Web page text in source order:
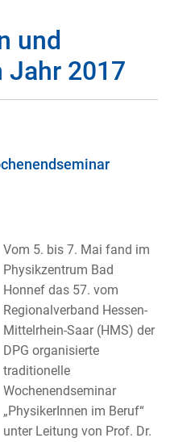
und
Jahr 2017
Vom 5. bis 7. Mai fand im
Physikzentrum Bad
Honnef das 57. vom
Regionalverband Hessen-
Mittelrhein-Saar (HMS) der
DPG organisierte
traditionelle
Wochenendseminar
„PhysikerInnen im Beruf“
unter Leitung von Prof. Dr.